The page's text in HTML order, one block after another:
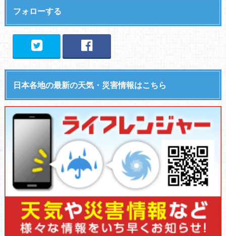
フォローする
日本各地の最新の天気・災害情報はこちら